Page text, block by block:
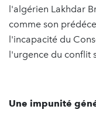
l'algérien Lakhdar
comme son
l'incapacité du
l'urgence du conflit
Une impunité